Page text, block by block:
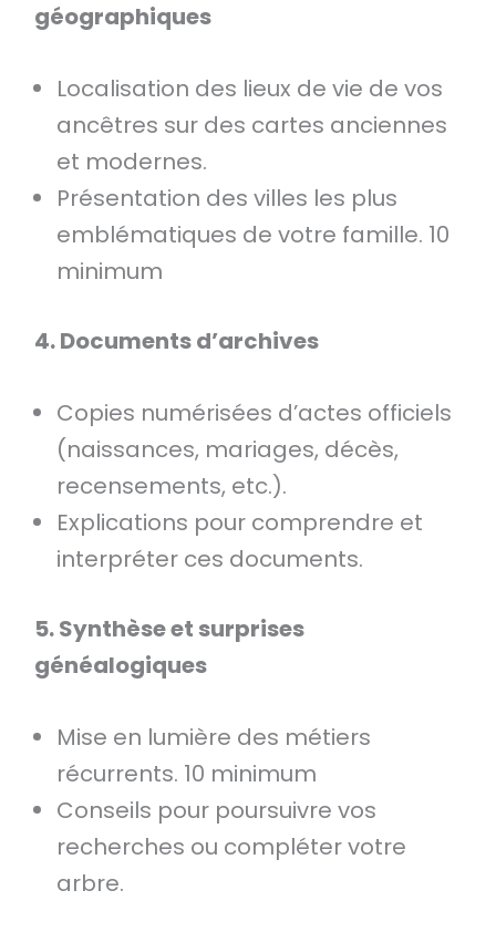
géographiques
Localisation des lieux de vie de vos
ancêtres sur des cartes anciennes
et modernes.
Présentation des villes les plus
emblématiques de votre famille. 10
minimum
4. Documents d’archives
Copies numérisées d’actes officiels
(naissances, mariages, décès,
recensements, etc.).
Explications pour comprendre et
interpréter ces documents.
5. Synthèse et surprises
généalogiques
Mise en lumière des métiers
récurrents. 10 minimum
Conseils pour poursuivre vos
recherches ou compléter votre
arbre.